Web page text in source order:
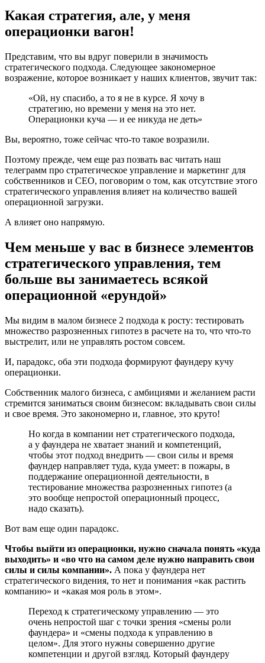
Какая стратегия, але, у меня
операционки вагон!
Представим, что вы вдруг поверили в значимость
стратегического подхода. Следующее закономерное
возражение, которое возникает у наших клиентов, звучит так:
«Ой, ну спасибо, а то я не в курсе. Я хочу в
стратегию, но времени у меня на это нет.
Операционки куча — и ее никуда не деть»
Вы, вероятно, тоже сейчас что-то такое возразили.
Поэтому прежде, чем еще раз позвать вас читать наш
телеграмм про стратегическое управление и маркетинг для
собственников и CEO, поговорим о том, как отсутствие этого
стратегического управления влияет на количество вашей
операционной загрузки.
А влияет оно напрямую.
Чем меньше у вас в бизнесе элементов
стратегического управления, тем
больше вы занимаетесь всякой
операционной «ерундой»
Мы видим в малом бизнесе 2 подхода к росту: тестировать
множество разрозненных гипотез в расчете на то, что что-то
выстрелит, или не управлять ростом совсем.
И, парадокс, оба эти подхода формируют фаундеру кучу
операционки.
Собственник малого бизнеса, с амбициями и желанием расти
стремится заниматься своим бизнесом: вкладывать свои силы
и свое время. Это закономерно и, главное, это круто!
Но когда в компании нет стратегического подхода,
а у фаундера не хватает знаний и компетенций,
чтобы этот подход внедрить — свои силы и время
фаундер направляет туда, куда умеет: в пожары, в
поддержание операционной деятельности, в
тестирование множества разрозненных гипотез (а
это вообще непростой операционный процесс,
надо сказать).
Вот вам еще один парадокс.
Чтобы выйти из операционки, нужно сначала понять «куда
выходить» и «во что на самом деле нужно направить свои
силы и силы компании». А пока у фаундера нет
стратегического видения, то нет и понимания «как растить
компанию» и «какая моя роль в этом».
Переход к стратегическому управлению — это
очень непростой шаг с точки зрения «смены роли
фаундера» и «смены подхода к управлению в
целом». Для этого нужны совершенно другие
компетенции и другой взгляд. Который фаундеру